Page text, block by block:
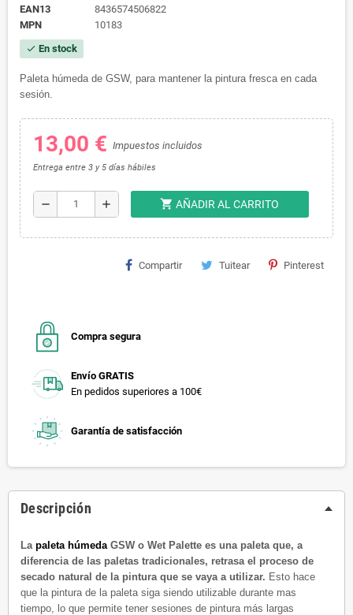
EAN13
8436574506822
MPN
10183
check En stock
Paleta húmeda de GSW, para mantener la pintura fresca en cada
sesión.
13,00 € Impuestos incluidos
Entrega entre 3 y 5 días hábiles
remove add shopping_cart AÑADIR AL CARRITO
Compartir Tuitear Pinterest
Compra segura
Envío GRATIS
En pedidos superiores a 100€
Garantía de satisfacción
Descripción
La paleta húmeda GSW o Wet Palette es una paleta que, a
diferencia de las paletas tradicionales, retrasa el proceso de
secado natural de la pintura que se vaya a utilizar. Esto hace
que la pintura de la paleta siga siendo utilizable durante mas
tiempo, lo que permite tener sesiones de pintura más largas